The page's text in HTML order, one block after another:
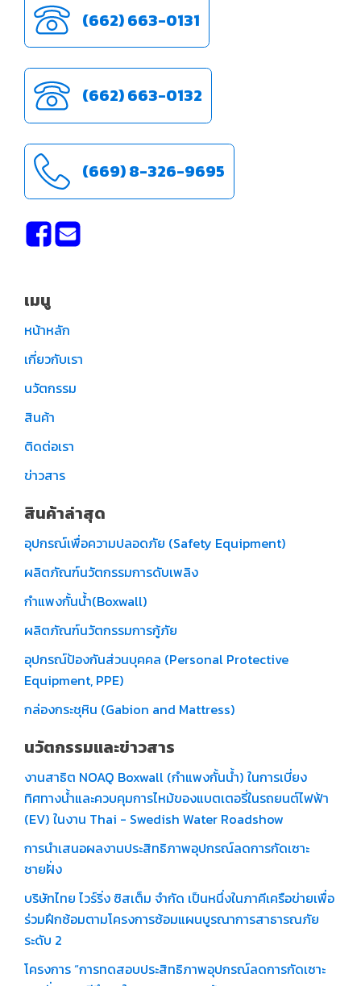
(662) 663-0131
(662) 663-0132
(669) 8-326-9695
เมนู
หน้าหลัก
เกี่ยวกับเรา
นวัตกรรม
สินค้า
ติดต่อเรา
ข่าวสาร
สินค้าล่าสุด
อุปกรณ์เพื่อความปลอดภัย (Safety Equipment)
ผลิตภัณฑ์นวัตกรรมการดับเพลิง
กำแพงกั้นน้ำ(Boxwall)
ผลิตภัณฑ์นวัตกรรมการกู้ภัย
อุปกรณ์ป้องกันส่วนบุคคล (Personal Protective
Equipment, PPE)
กล่องกระชุหิน (Gabion and Mattress)
นวัตกรรมและข่าวสาร
งานสาธิต NOAQ Boxwall (กำแพงกั้นน้ำ) ในการเบี่ยง
ทิศทางน้ำและควบคุมการไหม้ของแบตเตอรี่ในรถยนต์ไฟฟ้า
(EV) ในงาน Thai - Swedish Water Roadshow
การนำเสนอผลงานประสิทธิภาพอุปกรณ์ลดการกัดเซาะ
ชายฝั่ง
บริษัทไทย ไวร์ริ่ง ซิสเต็ม จำกัด เป็นหนึ่งในภาคีเครือข่ายเพื่อ
ร่วมฝึกซ้อมตามโครงการซ้อมแผนบูรณาการสาธารณภัย
ระดับ 2
โครงการ “การทดสอบประสิทธิภาพอุปกรณ์ลดการกัดเซาะ